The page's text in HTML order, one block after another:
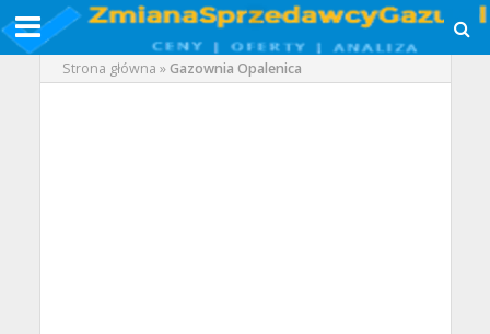
Strona główna »Gazownia Opalenica